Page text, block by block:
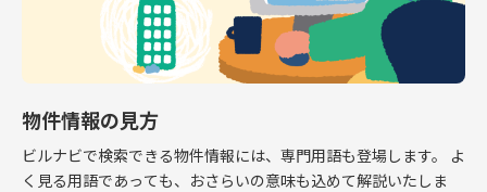
物件情報の見方
ビルナビで検索できる物件情報には、専門用語も登場します。 よ
く見る用語であっても、おさらいの意味も込めて解説いたしま